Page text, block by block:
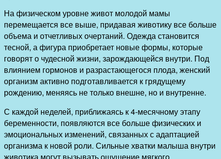
На физическом уровне живот молодой мамы
перемещается все выше, придавая животику все больше
объема и отчетливых очертаний. Одежда становится
тесной, а фигура приобретает новые формы, которые
говорят о чудесной жизни, зарождающейся внутри. Под
влиянием гормонов и разрастающегося плода, женский
организм активно подготавливается к грядущему
рождению, меняясь не только внешне, но и внутренне.
С каждой неделей, приближаясь к 4-месячному этапу
беременности, появляются все больше физических и
эмоциональных изменений, связанных с адаптацией
организма к новой роли. Сильные хватки малыша внутри
животика могут вызывать ощущение мягкого